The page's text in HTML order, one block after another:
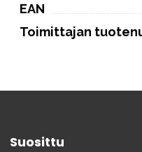
EAN
Toimittajan
Suosittu